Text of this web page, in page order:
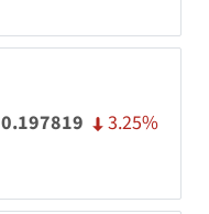
0.197819 3.25%